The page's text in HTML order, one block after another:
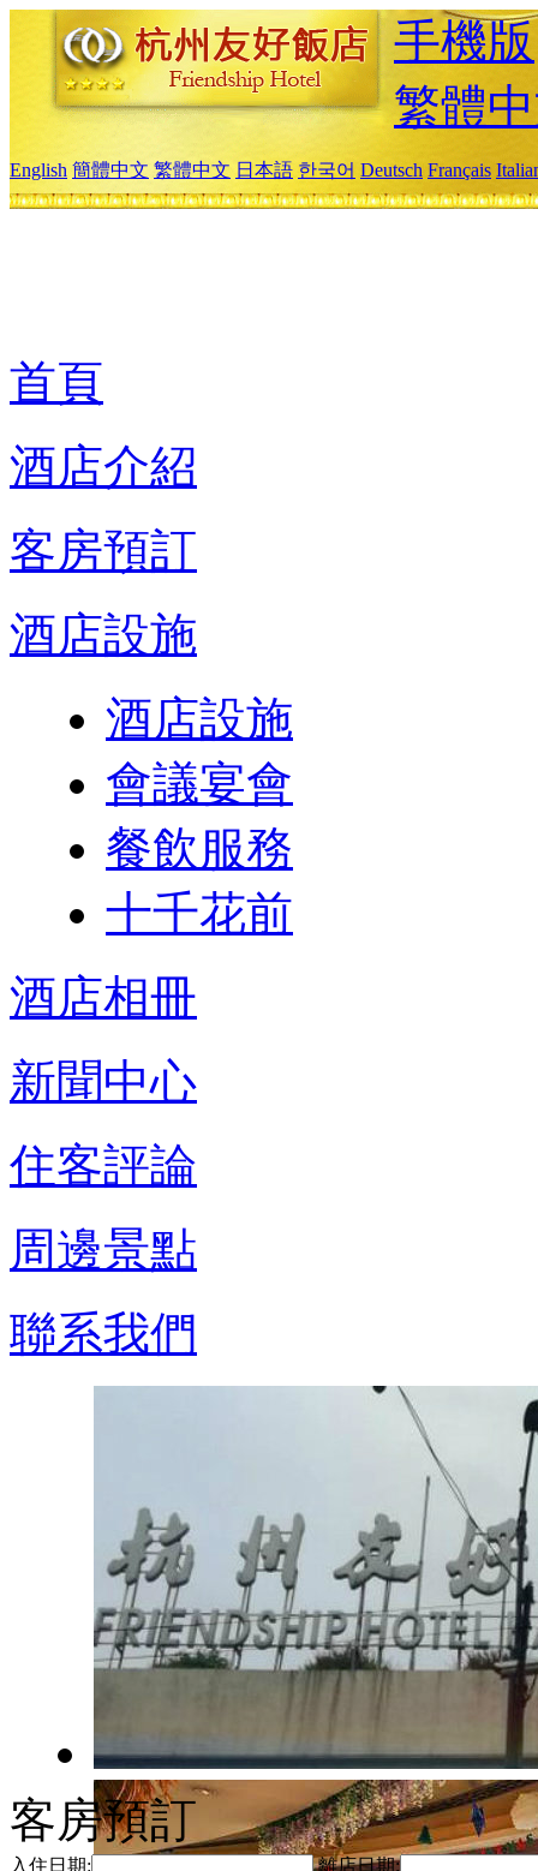
手機版
繁體
English 簡體中文 繁體中文 日本語 한국어 Deutsch Français
首頁
酒店介紹
客房預訂
酒店設施
酒店設施
會議宴會
餐飲服務
十千花前
酒店相冊
新聞中心
住客評論
周邊景點
聯系我們
客房預訂
入住日期: 離店日期: